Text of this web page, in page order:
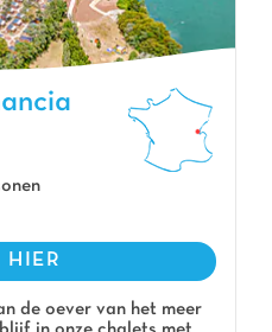
Franche Comté
HIER
de oever van het meer